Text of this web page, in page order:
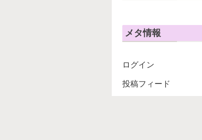
メタ情報
ログイン
投稿フィード